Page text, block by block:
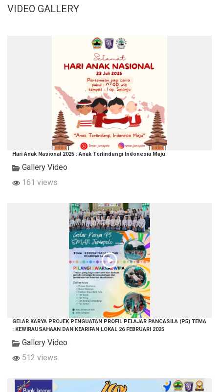
VIDEO GALLERY
Hari Anak Nasional 2025 : Anak Terlindungi Indonesia Maju
Gallery Video
161 views
GELAR KARYA PROJEK PENGUATAN PROFIL PELAJAR PANCASILA (P5) TEMA
: KEWIRAUSAHAAN DAN KEARIFAN LOKAL 26 FEBRUARI 2025
Gallery Video
512 views